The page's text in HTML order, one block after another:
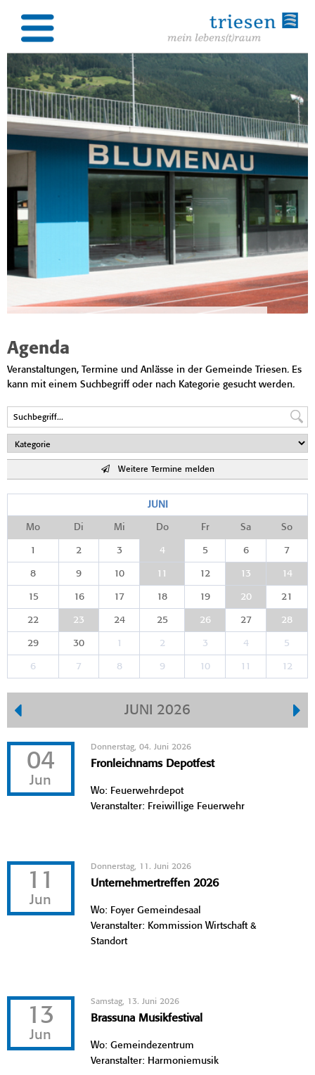
Agenda
Veranstaltungen, Termine und Anlässe in der Gemeinde Triesen. Es
kann mit einem Suchbegriff oder nach Kategorie gesucht werden.
Weitere Termine melden
JUNI
Mo Di Mi Do Fr Sa So
1 2 3 4 5 6 7
8 9 10 11 12 13 14
15 16 17 18 19 20 21
22 23 24 25 26 27 28
29 30 1 2 3 4 5
6 7 8 9 10 11 12
JUNI 2026
04
Jun
Donnerstag, 04. Juni 2026
Fronleichnams Depotfest
Wo: Feuerwehrdepot
Veranstalter: Freiwillige Feuerwehr
11
Jun
Donnerstag, 11. Juni 2026
Unternehmertreffen 2026
Wo: Foyer Gemeindesaal
Veranstalter: Kommission Wirtschaft &
Standort
13
Jun
Samstag, 13. Juni 2026
Brassuna Musikfestival
Wo: Gemeindezentrum
Veranstalter: Harmoniemusik